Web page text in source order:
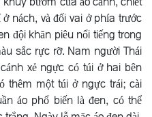
nách, và đối vai ở phía trước
đội khăn piêu nổi tiếng trong
sắc rực rỡ. Nam người Thái
xẻ ngực có túi ở hai bên
thêm một túi ở ngực trái; cài
áo phổ biến là đen, có thể